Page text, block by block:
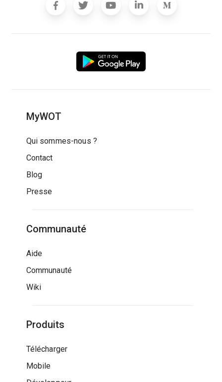
MyWOT
Qui sommes-nous ?
Contact
Blog
Presse
Communauté
Aide
Communauté
Wiki
Produits
Télécharger
Mobile